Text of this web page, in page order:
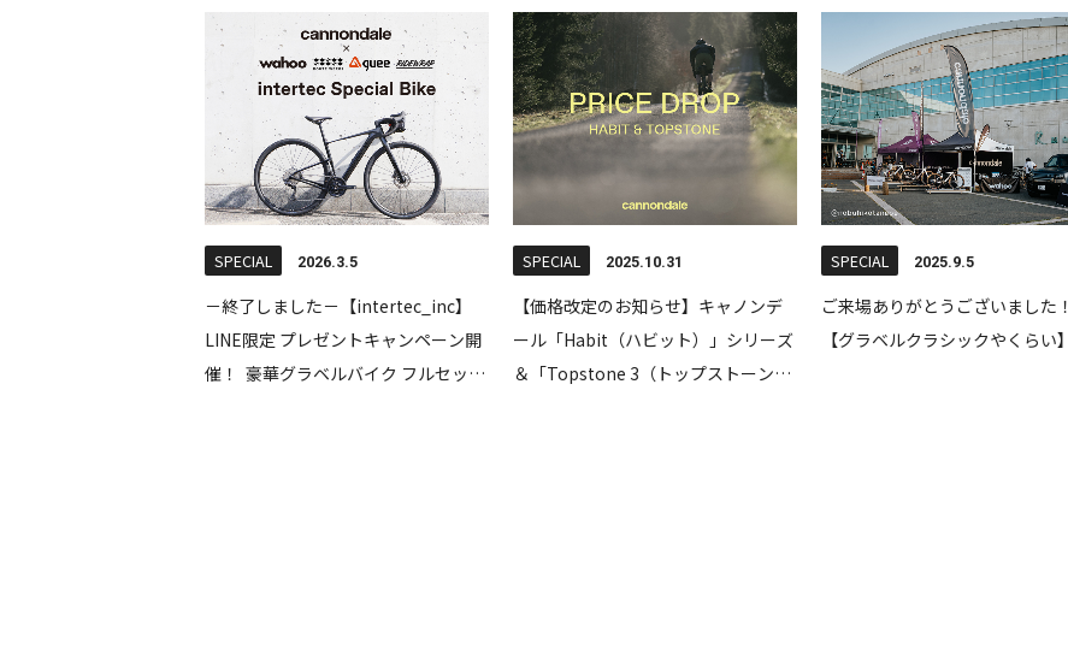
SPECIAL 2026.3.5
－終了しました－【intertec_inc】
LINE限定 プレゼントキャンペーン開
催！ 豪華グラベルバイク フルセット
SPECIAL 2025.10.31
【価格改定のお知らせ】キャノンデ
ール「Habit（ハビット）」シリーズ
＆「Topstone 3（トップストーン
SPECIAL 2025.9.5
ご来場ありがとうございました！
【グラベルクラシックやくらい】